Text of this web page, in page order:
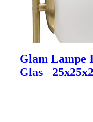
Glam Lampe
Glas -